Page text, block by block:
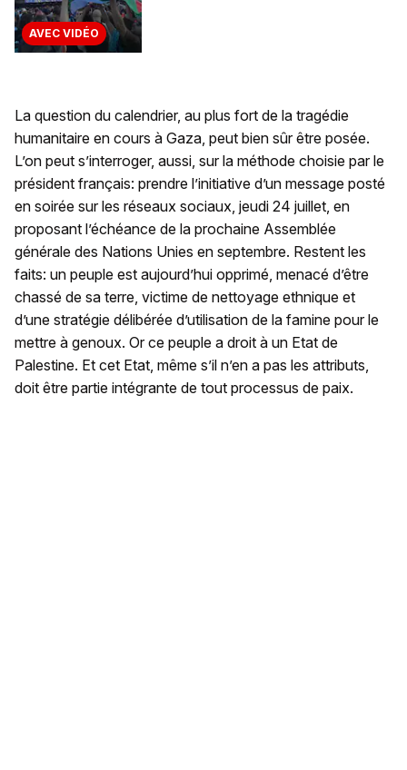
AVEC VIDÉO
La question du calendrier, au plus fort de la tragédie
humanitaire en cours à Gaza, peut bien sûr être posée.
L’on peut s’interroger, aussi, sur la méthode choisie par le
président français: prendre l’initiative d’un message posté
en soirée sur les réseaux sociaux, jeudi 24 juillet, en
proposant l’échéance de la prochaine Assemblée
générale des Nations Unies en septembre. Restent les
faits: un peuple est aujourd’hui opprimé, menacé d’être
chassé de sa terre, victime de nettoyage ethnique et
d’une stratégie délibérée d’utilisation de la famine pour le
mettre à genoux. Or ce peuple a droit à un Etat de
Palestine. Et cet Etat, même s’il n’en a pas les attributs,
doit être partie intégrante de tout processus de paix.